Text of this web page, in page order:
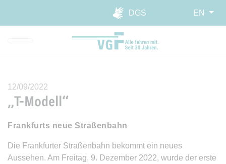
Skip to main navigation
Skip to main content
Report website barrier
DGS
EN
12/09/2022
„T-Modell“
Frankfurts neue Straßenbahn
Die Frankfurter Straßenbahn bekommt ein neues
Aussehen. Am Freitag, 9. Dezember 2022, wurde der erste